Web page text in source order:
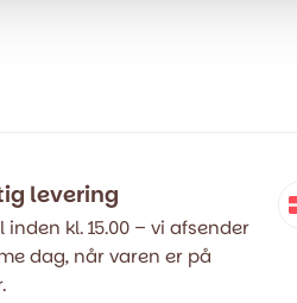
levering
inden kl. 15.00 – vi afsender
dag, når varen er på